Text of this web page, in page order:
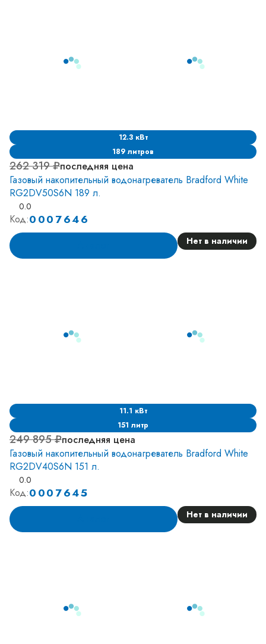
12.3 кВт
189 литров
262 319 ₽последняя цена
Газовый накопительный водонагреватель Bradford White
RG2DV50S6N 189 л.
0.0
Код:0007646
Нет в наличии
11.1 кВт
151 литр
249 895 ₽последняя цена
Газовый накопительный водонагреватель Bradford White
RG2DV40S6N 151 л.
0.0
Код:0007645
Нет в наличии